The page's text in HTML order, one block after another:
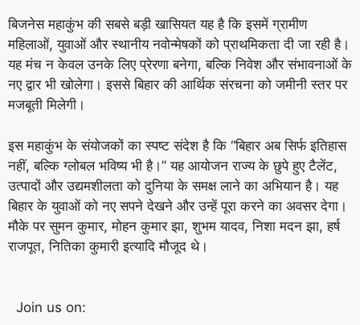
बिजनेस महाकुंभ की सबसे बड़ी खासियत यह है कि इसमें ग्रामीण
महिलाओं, युवाओं और स्थानीय नवोन्मेषकों को प्राथमिकता दी जा रही है।
यह मंच न केवल उनके लिए प्रेरणा बनेगा, बल्कि निवेश और संभावनाओं के
नए द्वार भी खोलेगा। इससे बिहार की आर्थिक संरचना को जमीनी स्तर पर
मजबूती मिलेगी।
इस महाकुंभ के संयोजकों का स्पष्ट संदेश है कि “बिहार अब सिर्फ इतिहास
नहीं, बल्कि ग्लोबल भविष्य भी है।” यह आयोजन राज्य के छुपे हुए टैलेंट,
उत्पादों और उद्यमशीलता को दुनिया के समक्ष लाने का अभियान है। यह
बिहार के युवाओं को नए सपने देखने और उन्हें पूरा करने का अवसर देगा।
मौके पर सुमन कुमार, मोहन कुमार झा, शुभम यादव, निशा मदन झा, हर्ष
राजपूत, नितिका कुमारी इत्यादि मौजूद थे।
Join us on: